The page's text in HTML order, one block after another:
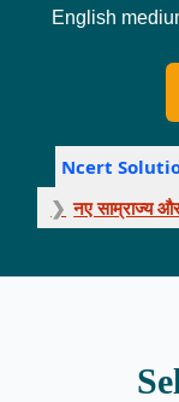
English
Ncert
नए साम्राज्य